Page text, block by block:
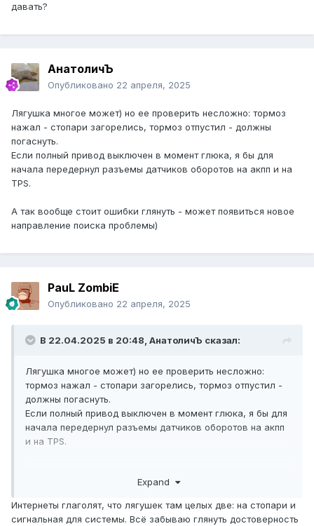
давать?
АнатоличЪ
Опубликовано 22 апреля, 2025
Лягушка многое может) но ее проверить несложно: тормоз
нажал - стопари загорелись, тормоз отпустил - должны
погаснуть.
Если полный привод выключен в момент глюка, я бы для
начала передернул разъемы датчиков оборотов на акпп и на
TPS.
А так вообще стоит ошибки глянуть - может появиться новое
направление поиска проблемы)
PauL ZombiE
Опубликовано 22 апреля, 2025
В 22.04.2025 в 20:48, АнатоличЪ сказал:
Лягушка многое может) но ее проверить несложно:
тормоз нажал - стопари загорелись, тормоз отпустил -
должны погаснуть.
Если полный привод выключен в момент глюка, я бы для
начала передернул разъемы датчиков оборотов на акпп
и на TPS.
новое направление поиска проблемы)
Expand
Интернеты глаголят, что лягушек там целых две: на стопари и
сигнальная для системы. Всё забываю глянуть достоверность